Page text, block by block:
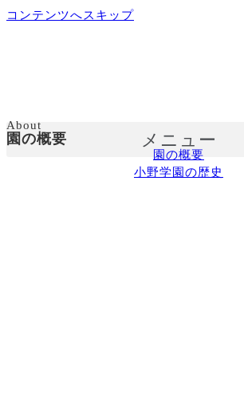
コンテンツへスキップ
メニュー
About
園の概要
園の概要
小野学園の歴史